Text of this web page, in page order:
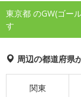
東京都 のGW(ゴー
す
周辺の都道府県
関東